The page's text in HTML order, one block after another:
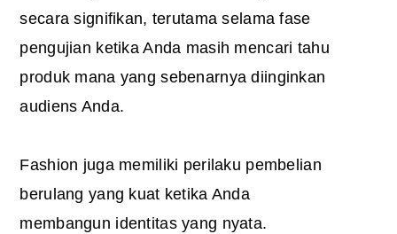
secara signifikan, terutama selama fase
pengujian ketika Anda masih mencari tahu
produk mana yang sebenarnya diinginkan
audiens Anda.
Fashion juga memiliki perilaku pembelian
berulang yang kuat ketika Anda
membangun identitas yang nyata.